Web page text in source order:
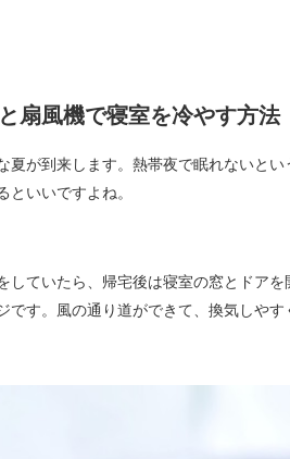
扇風機で寝室を冷やす方法
夏が到来します。熱帯夜で眠れないと
といいですよね。
していたら、帰宅後は寝室の窓とドア
です。風の通り道ができて、換気しやす